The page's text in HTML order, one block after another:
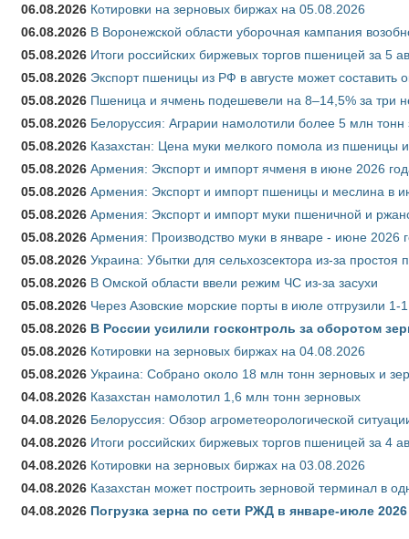
06.08.2026 Котировки на зерновых биржах на 05.08.2026
06.08.2026 В Воронежской области уборочная кампания
05.08.2026 Итоги российских биржевых торгов пшеницей за 5
05.08.2026 Экспорт пшеницы из РФ в августе может составить
05.08.2026 Пшеница и ячмень подешевели на 8–14,5% за три
05.08.2026 Белоруссия: Аграрии намолотили более 5 млн тонн
05.08.2026 Казахстан: Цена муки мелкого помола из пшеницы
05.08.2026 Армения: Экспорт и импорт ячменя в июне 2026
05.08.2026 Армения: Экспорт и импорт пшеницы и меслина в
05.08.2026 Армения: Экспорт и импорт муки пшеничной и
05.08.2026 Армения: Производство муки в январе - июне 2026
05.08.2026 Украина: Убытки для сельхозсектора из-за простоя
05.08.2026 В Омской области ввели режим ЧС из-за засухи
05.08.2026 Через Азовские морские порты в июле отгрузили
05.08.2026 В России усилили госконтроль за оборотом
05.08.2026 Котировки на зерновых биржах на 04.08.2026
05.08.2026 Украина: Собрано около 18 млн тонн зерновых и
04.08.2026 Казахстан намолотил 1,6 млн тонн зерновых
04.08.2026 Белоруссия: Обзор агрометеорологической
04.08.2026 Итоги российских биржевых торгов пшеницей за 4
04.08.2026 Котировки на зерновых биржах на 03.08.2026
04.08.2026 Казахстан может построить зерновой терминал в
04.08.2026 Погрузка зерна по сети РЖД в январе-июле